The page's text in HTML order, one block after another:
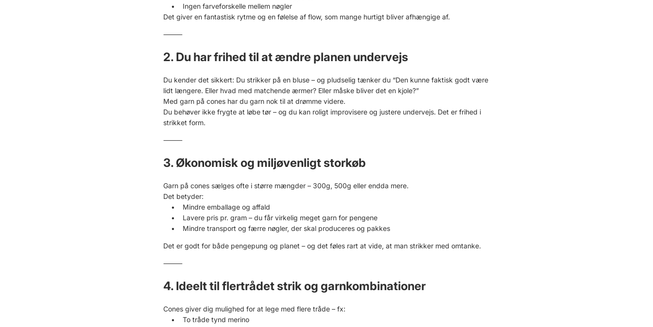
• Ingen farveforskelle mellem nøgler
Det giver en fantastisk rytme og en følelse af flow, som mange hurtigt bliver afhængige af.
⸻
2. Du har frihed til at ændre planen undervejs
Du kender det sikkert: Du strikker på en bluse – og pludselig tænker du “Den kunne faktisk godt være
lidt længere. Eller hvad med matchende ærmer? Eller måske bliver det en kjole?”
Med garn på cones har du garn nok til at drømme videre.
Du behøver ikke frygte at løbe tør – og du kan roligt improvisere og justere undervejs. Det er frihed i
strikket form.
⸻
3. Økonomisk og miljøvenligt storkøb
Garn på cones sælges ofte i større mængder – 300g, 500g eller endda mere.
Det betyder:
• Mindre emballage og affald
• Lavere pris pr. gram – du får virkelig meget garn for pengene
• Mindre transport og færre nøgler, der skal produceres og pakkes
Det er godt for både pengepung og planet – og det føles rart at vide, at man strikker med omtanke.
⸻
4. Ideelt til flertrådet strik og garnkombinationer
Cones giver dig mulighed for at lege med flere tråde – fx:
• To tråde tynd merino